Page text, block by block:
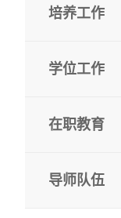
培养工作
学位工作
在职教育
导师队伍